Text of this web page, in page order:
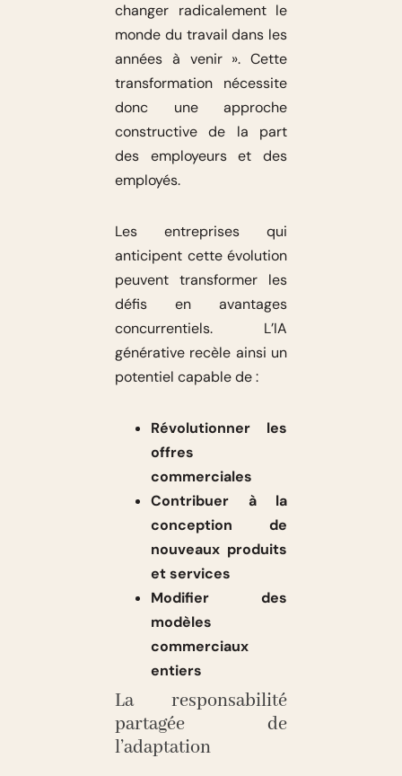
changer radicalement le
monde du travail dans les
années à venir ». Cette
transformation nécessite
donc une approche
constructive de la part
des employeurs et des
employés.
Les entreprises qui
anticipent cette évolution
peuvent transformer les
défis en avantages
concurrentiels. L’IA
générative recèle ainsi un
potentiel capable de :
Révolutionner les
offres
commerciales
Contribuer à la
conception de
nouveaux produits
et services
Modifier des
modèles
commerciaux
entiers
La responsabilité
partagée de
l’adaptation